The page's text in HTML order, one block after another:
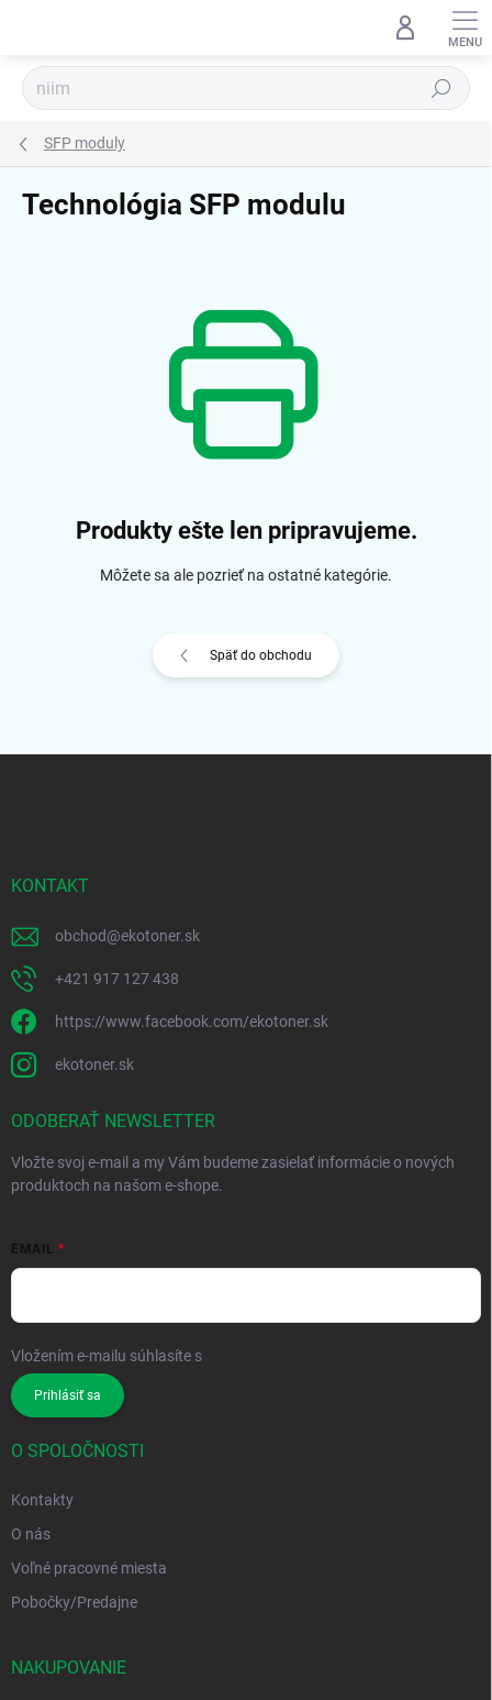
Hľadať
SFP moduly
Technológia SFP modulu
Produkty ešte len pripravujeme.
Môžete sa ale pozrieť na ostatné kategórie.
Späť do obchodu
KONTAKT
obchod@ekotoner.sk
+421 917 127 438
https://www.facebook.com/ekotoner.sk
ekotoner.sk
ODOBERAŤ NEWSLETTER
Vložte svoj e-mail a my Vám budeme zasielať informácie o nových
produktoch na našom e-shope.
EMAIL
Vložením e-mailu súhlasíte s
Prihlásiť sa
O SPOLOČNOSTI
Kontakty
O nás
Voľné pracovné miesta
Pobočky/Predajne
NAKUPOVANIE